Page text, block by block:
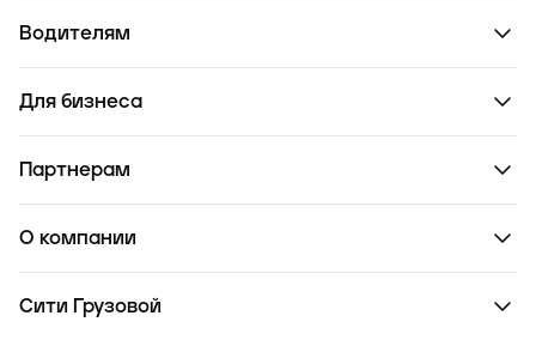
Водителям
Для бизнеса
Партнерам
О компании
Сити Грузовой